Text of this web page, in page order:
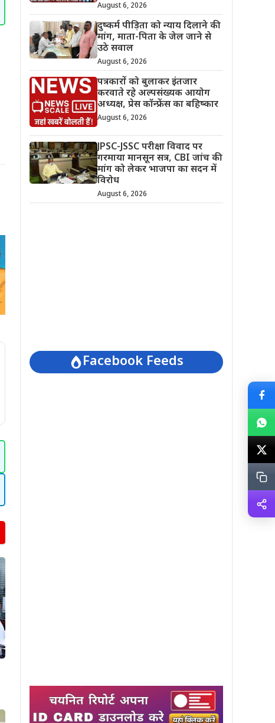
August 6, 2026
दुष्कर्म पीड़िता को न्याय दिलाने की
मांग, माता-पिता के जेल जाने से
उठे सवाल
August 6, 2026
पत्रकारों को बुलाकर इंतजार
करवाते रहे अल्पसंख्यक आयोग
अध्यक्ष, प्रेस कॉन्फ्रेंस का बहिष्कार
August 6, 2026
JPSC-JSSC परीक्षा विवाद पर
गरमाया मानसून सत्र, CBI जांच की
मांग को लेकर भाजपा का सदन में
विरोध
August 6, 2026
Facebook Feeds